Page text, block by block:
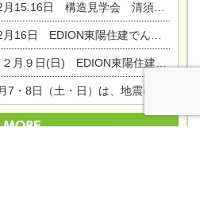
日 構造見学会 清須市西枇杷島町弁天
東陽住建でんき OPEN第二弾イベント！！
東陽住建でんき館プレＯＰＥＮ！＆家の修理まつり
！暮らしを楽しむ東濃ひのきの平屋の家体験見学会を開催します。ぜひお越しください。